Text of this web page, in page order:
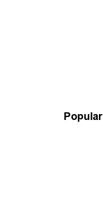
Popular